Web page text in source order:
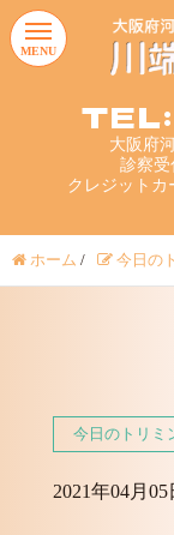
大阪府
診察受
クレジットカ
MENU
ホーム / 今日の
今日のトリミ
2021年04月05